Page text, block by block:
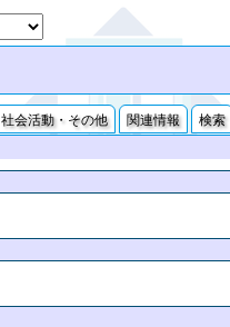
社会活動・その他 関連情報
検索